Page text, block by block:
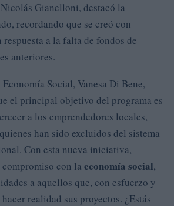
Gianelloni, destacó la
recordando que se creó con
a la falta de fondos de
anteriores.
Social, Vanesa Di Bene,
el principal objetivo del programa es
a los emprendedores locales,
han sido excluidos del sistema
Con esta nueva iniciativa,
con la economía social,
a aquellos que, con esfuerzo y
realidad sus proyectos. ¿Estás